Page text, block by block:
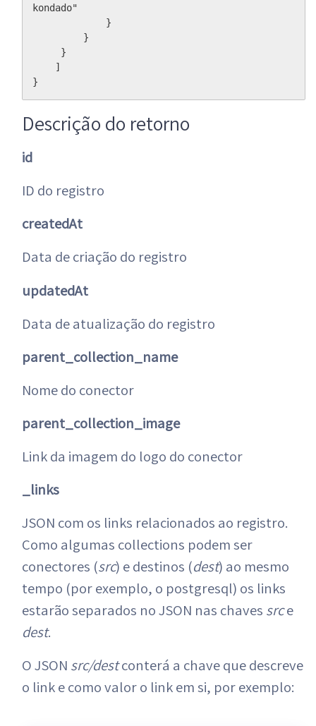
kondado"
}
Descrição do retorno
id
ID do registro
createdAt
Data de criação do registro
updatedAt
Data de atualização do registro
parent_collection_name
Nome do conector
parent_collection_image
Link da imagem do logo do conector
_links
JSON com os links relacionados ao registro.
Como algumas collections podem ser
conectores (src) e destinos (dest) ao mesmo
tempo (por exemplo, o postgresql) os links
estarão separados no JSON nas chaves srce
dest.
O JSON src/destconterá a chave que descreve
o link e como valor o link em si, por exemplo: